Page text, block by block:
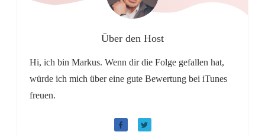
Über den Host
Hi, ich bin Markus. Wenn dir die Folge gefallen hat,
würde ich mich über eine gute Bewertung bei iTunes
freuen.